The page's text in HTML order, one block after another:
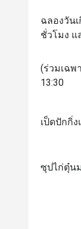
ฉลองวัน
ชั่วโมง แ
(ร่วมเฉพ
13:30
เป็ดปักกิ่ง
ซุปไก่ตุ๋น